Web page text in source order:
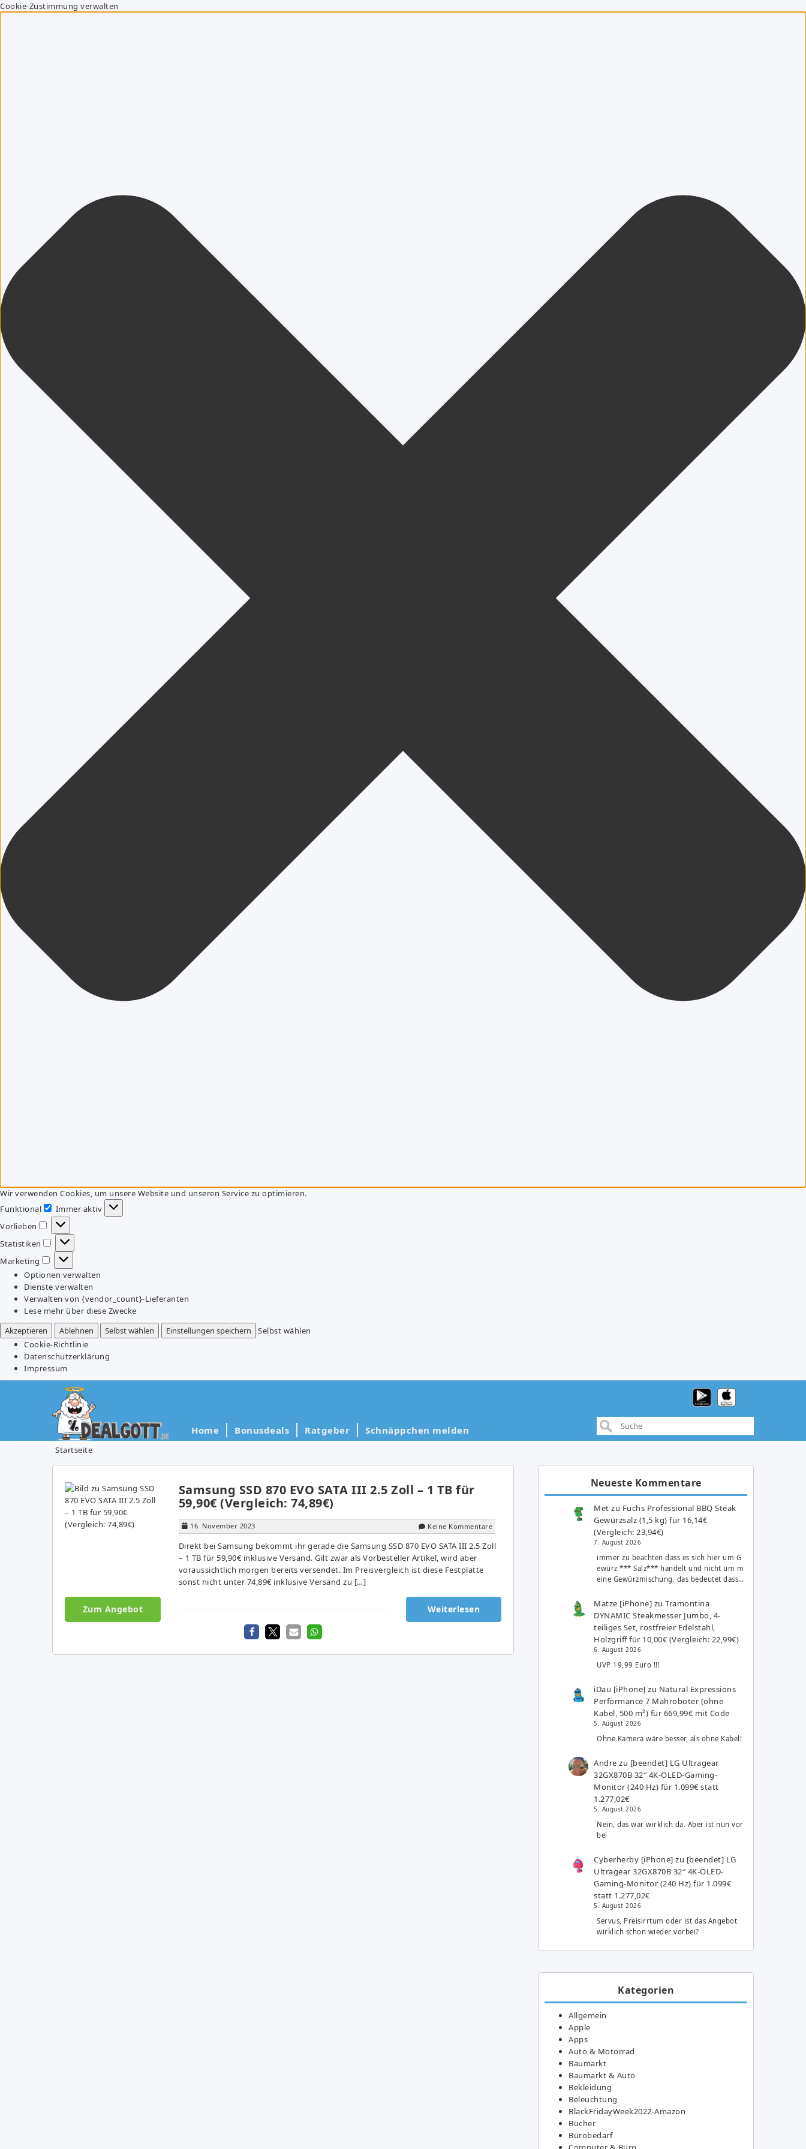
Cookie-Zustimmung verwalten
Wir verwenden Cookies, um unsere Website und unseren Service zu optimieren.
Funktional
Funktional
Immer aktiv
Vorlieben
Vorlieben
Statistiken
Statistiken
Marketing
Marketing
Optionen verwalten
Dienste verwalten
Verwalten von {vendor_count}-Lieferanten
Lese mehr über diese Zwecke
Akzeptieren
Ablehnen Selbst wählen Einstellungen speichern
Selbst wählen
Cookie-Richtlinie
Datenschutzerklärung
Impressum
Home Bonusdeals Ratgeber Schnäppchen melden
Startseite
Samsung SSD 870 EVO SATA III 2.5 Zoll – 1 TB für
59,90€ (Vergleich: 74,89€)
16. November 2023 Keine Kommentare
Direkt bei Samsung bekommt ihr gerade die Samsung SSD 870 EVO SATA III 2.5 Zoll
– 1 TB für 59,90€ inklusive Versand. Gilt zwar als Vorbesteller Artikel, wird aber
voraussichtlich morgen bereits versendet. Im Preisvergleich ist diese Festplatte
sonst nicht unter 74,89€ inklusive Versand zu […]
Zum Angebot Weiterlesen
Neueste Kommentare
Met zu Fuchs Professional BBQ Steak
Gewürzsalz (1,5 kg) für 16,14€
(Vergleich: 23,94€)
7. August 2026
immer zu beachten dass es sich hier um G
ewürz *** Salz*** handelt und nicht um m
eine Gewürzmischung. das bedeutet dass…
Matze [iPhone] zuTramontina
DYNAMIC Steakmesser Jumbo, 4-
teiliges Set, rostfreier Edelstahl,
Holzgriff für 10,00€ (Vergleich: 22,99€)
6. August 2026
UVP 19,99 Euro !!!
iDau [iPhone] zu Natural Expressions
Performance 7 Mähroboter (ohne
Kabel, 500 m²) für 669,99€ mit Code
5. August 2026
Ohne Kamera wäre besser, als ohne Kabel!
Andre zu [beendet] LG Ultragear
32GX870B 32″ 4K-OLED-Gaming-
Monitor (240 Hz) für 1.099€ statt
1.277,02€
5. August 2026
Nein, das war wirklich da. Aber ist nun vor
bei
Cyberherby [iPhone] zu [beendet] LG
Ultragear 32GX870B 32″ 4K-OLED-
Gaming-Monitor (240 Hz) für 1.099€
statt 1.277,02€
5. August 2026
Servus, Preisirrtum oder ist das Angebot
wirklich schon wieder vorbei?
Kategorien
Allgemein
Apple
Apps
Auto & Motorrad
Baumarkt
Baumarkt & Auto
Bekleidung
Beleuchtung
BlackFridayWeek2022-Amazon
Bücher
Bürobedarf